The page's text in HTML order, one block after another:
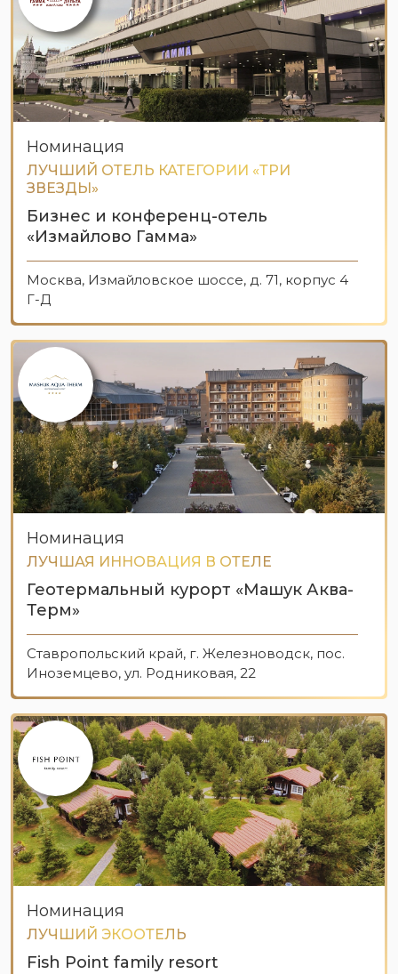
Номинация
ЛУЧШИЙ ОТЕЛЬ КАТЕГОРИИ «ТРИ
ЗВЕЗДЫ»
Бизнес и конференц-отель
«Измайлово Гамма»
Москва, Измайловское шоссе, д. 71, корпус 4
Г-Д
Номинация
ЛУЧШАЯ ИННОВАЦИЯ В ОТЕЛЕ
Геотермальный курорт «Машук Аква-
Терм»
Ставропольский край, г. Железноводск, пос.
Иноземцево, ул. Родниковая, 22
Номинация
ЛУЧШИЙ ЭКООТЕЛЬ
Fish Point family resort